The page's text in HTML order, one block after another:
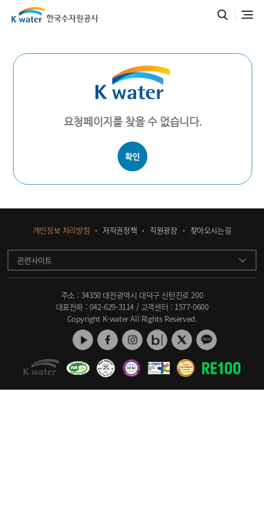
요청페이지를 찾을 수 없습니다.
개인정보 처리방침 저작권정책 직원광장 찾아오시는길
관련사이트
주소 : 34350 대전광역시 대덕구 신탄진로 200
대표전화 : 042-629-3114 / 고객센터 : 1577-0600
Copyright K-water All Rights Reserved.